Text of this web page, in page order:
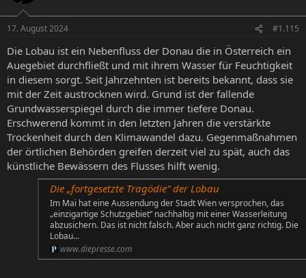
17. August 2024 #1.115
Die Lobau ist ein Nebenfluss der Donau die in Österreich ein
Auegebiet durchfließt und mit ihrem Wasser für Feuchtigkeit
in diesem sorgt. Seit Jahrzehnten ist bereits bekannt, dass sie
mit der Zeit austrocknen wird. Grund ist der fallende
Grundwasserspiegel durch die immer tiefere Donau.
Erschwerend kommt in den letzten Jahren die verstärkte
Trockenheit durch den Klimawandel dazu. Gegenmaßnahmen
der örtlichen Behörden greifen derzeit viel zu spät, auch das
künstliche Bewässern des Flusses hilft wenig.
Die „fortgesetzte Tragödie“ der Lobau
Im Mai hat eine Aussendung der Stadt Wien versprochen, das
„einzigartige Schutzgebiet“ nachhaltig mit einer Wasserleitung
abzusichern. Das ist nicht falsch. Aber auch nicht ganz richtig. Die
Lobau...
www.diepresse.com